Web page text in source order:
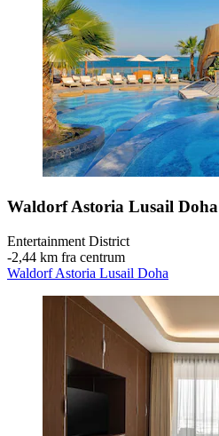
Waldorf Astoria Lusail Doha
Entertainment District
‐2,44 km fra centrum
Waldorf Astoria Lusail Doha